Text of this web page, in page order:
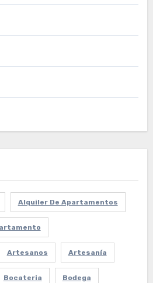
Alquiler De Apartamentos
Artesanos Artesanía
Bocateria Bodega